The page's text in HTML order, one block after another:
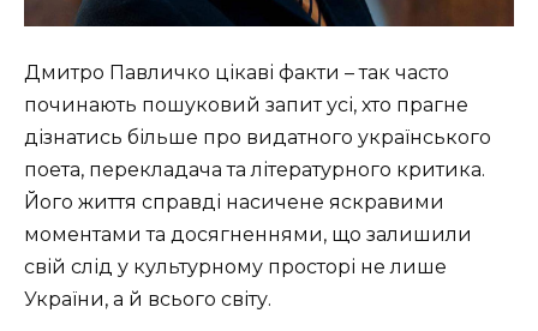
Дмитро Павличко цікаві факти – так часто
починають пошуковий запит усі, хто прагне
дізнатись більше про видатного українського
поета, перекладача та літературного критика.
Його життя справді насичене яскравими
моментами та досягненнями, що залишили
свій слід у культурному просторі не лише
України, а й всього світу.